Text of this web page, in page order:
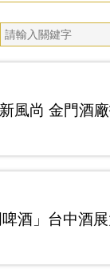
風尚 金門酒
酒」台中酒